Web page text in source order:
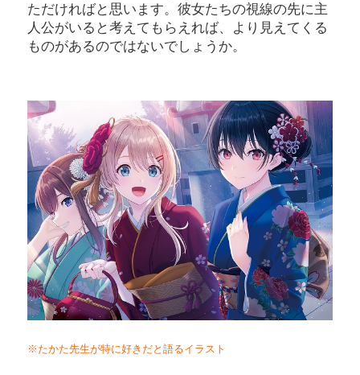
ただければと思います。彼女たちの視線の先に主
人公がいると考えてもらえれば、より見えてくる
ものがあるのではないでしょうか。
※たかた先生が特に好きだと語るイラスト